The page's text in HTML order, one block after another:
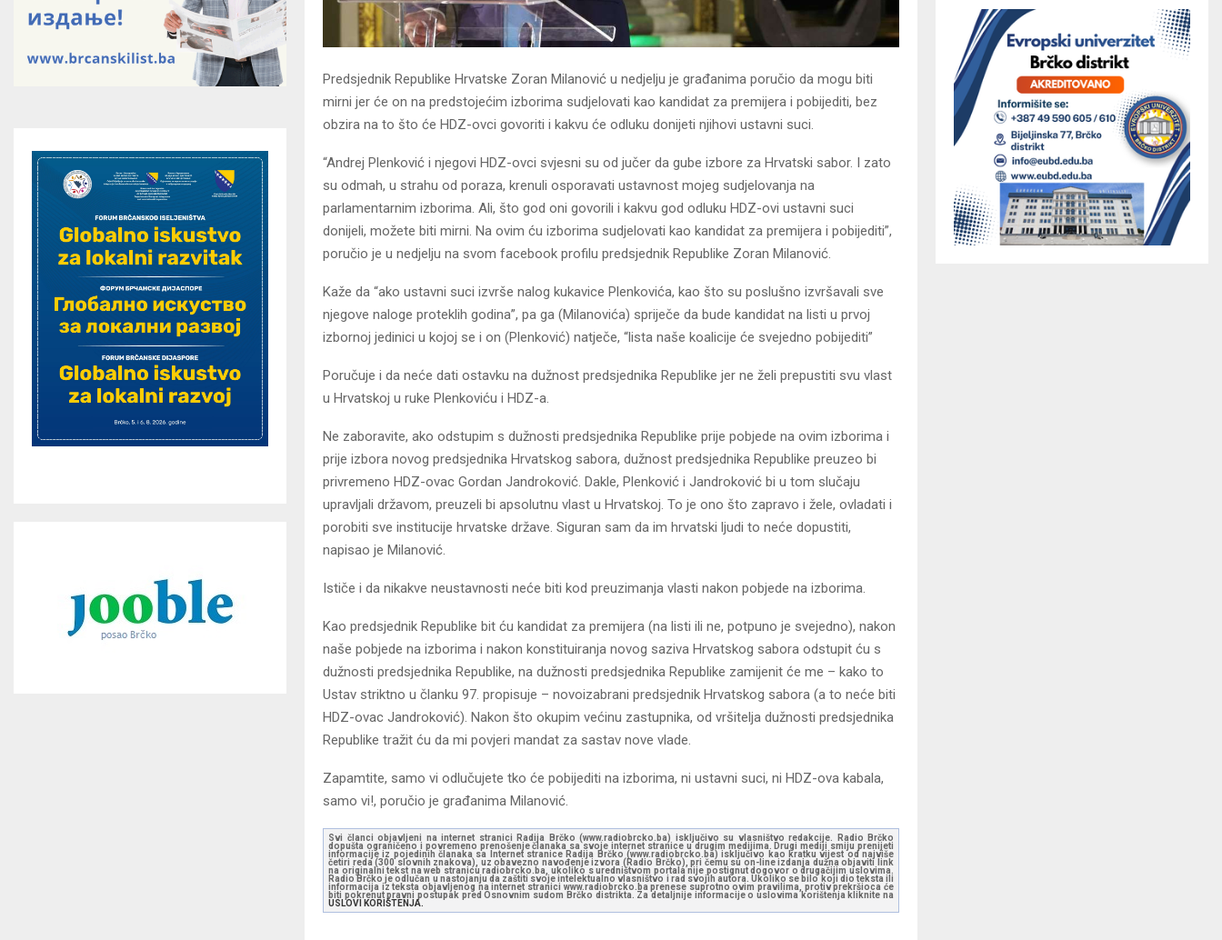
Predsjednik Republike Hrvatske Zoran Milanović u nedjelju je građanima poručio da mogu biti
mirni jer će on na predstojećim izborima sudjelovati kao kandidat za premijera i pobijediti, bez
obzira na to što će HDZ-ovci govoriti i kakvu će odluku donijeti njihovi ustavni suci.
“Andrej Plenković i njegovi HDZ-ovci svjesni su od jučer da gube izbore za Hrvatski sabor. I zato
su odmah, u strahu od poraza, krenuli osporavati ustavnost mojeg sudjelovanja na
parlamentarnim izborima. Ali, što god oni govorili i kakvu god odluku HDZ-ovi ustavni suci
donijeli, možete biti mirni. Na ovim ću izborima sudjelovati kao kandidat za premijera i pobijediti”,
poručio je u nedjelju na svom facebook profilu predsjednik Republike Zoran Milanović.
Kaže da “ako ustavni suci izvrše nalog kukavice Plenkovića, kao što su poslušno izvršavali sve
njegove naloge proteklih godina”, pa ga (Milanovića) spriječe da bude kandidat na listi u prvoj
izbornoj jedinici u kojoj se i on (Plenković) natječe, “lista naše koalicije će svejedno pobijediti”
Poručuje i da neće dati ostavku na dužnost predsjednika Republike jer ne želi prepustiti svu vlast
u Hrvatskoj u ruke Plenkoviću i HDZ-a.
Ne zaboravite, ako odstupim s dužnosti predsjednika Republike prije pobjede na ovim izborima i
prije izbora novog predsjednika Hrvatskog sabora, dužnost predsjednika Republike preuzeo bi
privremeno HDZ-ovac Gordan Jandroković. Dakle, Plenković i Jandroković bi u tom slučaju
upravljali državom, preuzeli bi apsolutnu vlast u Hrvatskoj. To je ono što zapravo i žele, ovladati i
porobiti sve institucije hrvatske države. Siguran sam da im hrvatski ljudi to neće dopustiti,
napisao je Milanović.
Ističe i da nikakve neustavnosti neće biti kod preuzimanja vlasti nakon pobjede na izborima.
Kao predsjednik Republike bit ću kandidat za premijera (na listi ili ne, potpuno je svejedno), nakon
naše pobjede na izborima i nakon konstituiranja novog saziva Hrvatskog sabora odstupit ću s
dužnosti predsjednika Republike, na dužnosti predsjednika Republike zamijenit će me – kako to
Ustav striktno u članku 97. propisuje – novoizabrani predsjednik Hrvatskog sabora (a to neće biti
HDZ-ovac Jandroković). Nakon što okupim većinu zastupnika, od vršitelja dužnosti predsjednika
Republike tražit ću da mi povjeri mandat za sastav nove vlade.
Zapamtite, samo vi odlučujete tko će pobijediti na izborima, ni ustavni suci, ni HDZ-ova kabala,
samo vi!, poručio je građanima Milanović.
Svi članci objavljeni na internet stranici Radija Brčko (www.radiobrcko.ba) isključivo su vlasništvo redakcije. Radio Brčko
dopušta ograničeno i povremeno prenošenje članaka sa svoje internet stranice u drugim medijima. Drugi mediji smiju prenijeti
informacije iz pojedinih članaka sa Internet stranice Radija Brčko (www.radiobrcko.ba) isključivo kao kratku vijest od najviše
četiri reda (300 slovnih znakova), uz obavezno navođenje izvora (Radio Brčko), pri čemu su on-line izdanja dužna objaviti link
na originalni tekst na web stranicu radiobrcko.ba, ukoliko s uredništvom portala nije postignut dogovor o drugačijim uslovima.
Radio Brčko je odlučan u nastojanju da zaštiti svoje intelektualno vlasništvo i rad svojih autora. Ukoliko se bilo koji dio teksta ili
informacija iz teksta objavljenog na internet stranici www.radiobrcko.ba prenese suprotno ovim pravilima, protiv prekršioca će
biti pokrenut pravni postupak pred Osnovnim sudom Brčko distrikta. Za detaljnije informacije o uslovima korištenja kliknite na
USLOVI KORIŠTENJA.